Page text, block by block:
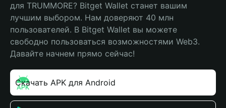
для TRUMMORE? Bitget Wallet станет вашим
лучшим выбором. Нам доверяют 40 млн
пользователей. В Bitget Wallet вы можете
свободно пользоваться возможностями Web3.
Давайте начнем прямо сейчас!
Скачать APK для Android